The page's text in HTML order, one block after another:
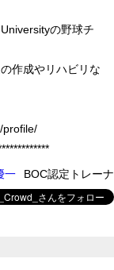
の野球チ
作成やリハビリな
profile/
一
BOC認定トレーナ